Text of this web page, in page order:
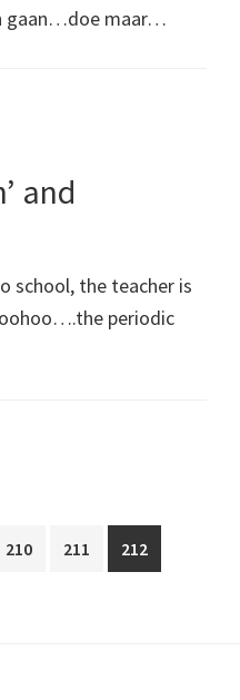
gaan…doe maar…
and
school, the teacher is
periodic
Page
210 Page
211 Page
212